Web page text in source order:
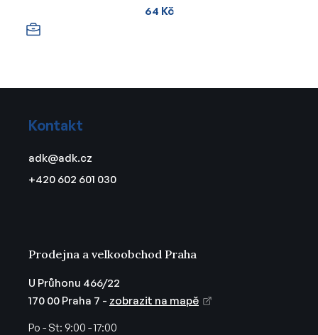
64 Kč
Kontakt
adk@adk.cz
+420 602 601 030
Prodejna a velkoobchod Praha
U Průhonu 466/22
170 00 Praha 7 - zobrazit na mapě
Po - St: 9:00 - 17:00